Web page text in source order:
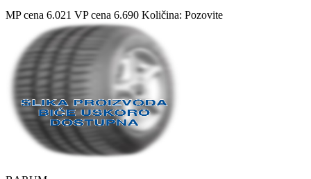
MP cena 6.021 VP cena 6.690 Količina: Pozovite